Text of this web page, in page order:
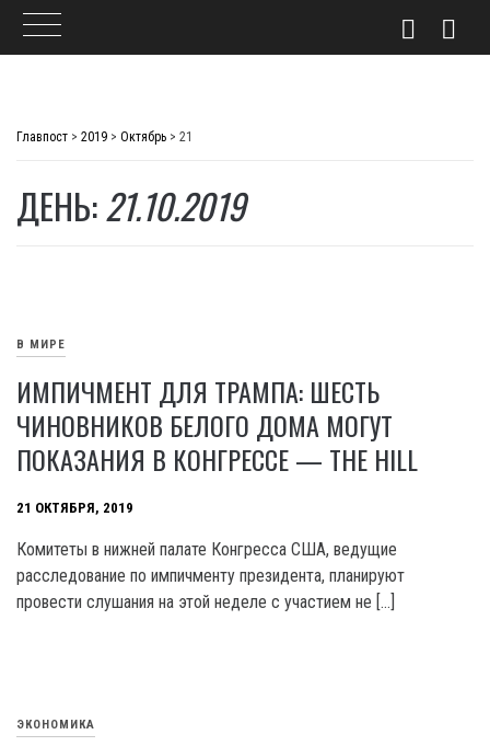
Главпост > 2019 > Октябрь > 21
ДЕНЬ:21.10.2019
В МИРЕ
ИМПИЧМЕНТ ДЛЯ ТРАМПА: ШЕСТЬ
ЧИНОВНИКОВ БЕЛОГО ДОМА МОГУТ
ПОКАЗАНИЯ В КОНГРЕССЕ — THE HILL
21 ОКТЯБРЯ, 2019
Комитеты в нижней палате Конгресса США, ведущие
расследование по импичменту президента, планируют
провести слушания на этой неделе с участием не […]
ЭКОНОМИКА